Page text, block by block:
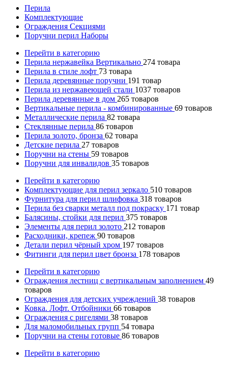
Перила
Комплектующие
Ограждения Секциями
Поручни перил Наборы
Перейти в категорию
Перила нержавейка Вертикально 274 товара
Перила в стиле лофт 73 товара
Перила деревянные поручни 191 товар
Перила из нержавеющей стали 1037 товаров
Перила деревянные в дом 265 товаров
Вертикальные перила - комбинированные 69 товаров
Металлические перила 82 товара
Стеклянные перила 86 товаров
Перила золото, бронза 62 товара
Детские перила 27 товаров
Поручни на стены 59 товаров
Поручни для инвалидов 35 товаров
Перейти в категорию
Комплектующие для перил зеркало 510 товаров
Фурнитура для перил шлифовка 318 товаров
Перила без сварки металл под покраску 171 товар
Балясины, стойки для перил 375 товаров
Элементы для перил золото 212 товаров
Расходники, крепеж 90 товаров
Детали перил чёрный хром 197 товаров
Фитинги для перил цвет бронза 178 товаров
Перейти в категорию
Ограждения лестниц с вертикальным заполнением 49
товаров
Ограждения для детских учреждений 38 товаров
Ковка. Лофт. Отбойники 66 товаров
Ограждения с ригелями 38 товаров
Для маломобильных групп 54 товара
Поручни на стены готовые 86 товаров
Перейти в категорию